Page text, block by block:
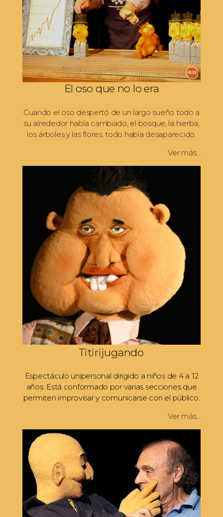
El oso que no lo era
Cuando el oso despertó de un largo sueño todo a
su alrededor había cambiado, el bosque, la hierba,
los árboles y las flores; todo había desaparecido.
Ver más…
Titirijugando
Espectáculo unipersonal dirigido a niños de 4 a 12
años. Está conformado por varias secciones que
permiten improvisar y comunicarse con el público.
Ver más…